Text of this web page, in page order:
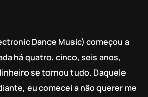
Dance Music) começou a
há quatro, cinco, seis anos,
se tornou tudo. Daquele
eu comecei a não querer me